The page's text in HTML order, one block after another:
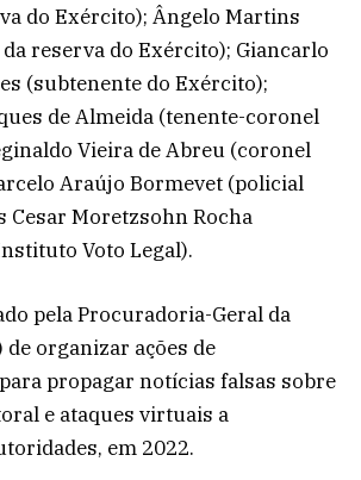
do Exército); Ângelo Martins
reserva do Exército); Giancarlo
(subtenente do Exército);
de Almeida (tenente-coronel
Vieira de Abreu (coronel
Araújo Bormevet (policial
Cesar Moretzsohn Rocha
Voto Legal).
pela Procuradoria-Geral da
de organizar ações de
propagar notícias falsas sobre
e ataques virtuais a
em 2022.